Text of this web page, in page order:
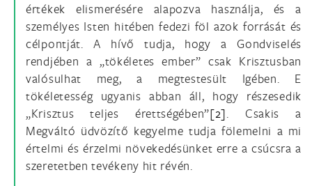
értékek elismerésére alapozva használja, és a
személyes Isten hitében fedezi föl azok forrását és
célpontját. A hívő tudja, hogy a Gondviselés
rendjében a „tökéletes ember” csak Krisztusban
valósulhat meg, a megtestesült Igében. E
tökéletesség ugyanis abban áll, hogy részesedik
„Krisztus teljes érettségében”[2]. Csakis a
Megváltó üdvözítő kegyelme tudja fölemelni a mi
értelmi és érzelmi növekedésünket erre a csúcsra a
szeretetben tevékeny hit révén.